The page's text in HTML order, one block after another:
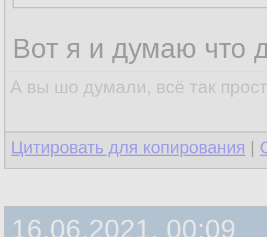
Вот я и думаю что
А вы шо думали, всё так
Цитировать для копирования |
16.06.2021, 00:09